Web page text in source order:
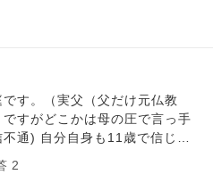
父が山寺の住職だった)で母方
忍様、明恵様、覚鑁様、道範
尊敬、教えを学びたいと思っ
への進学計画がありました。
、母方の智山寺へお願いし
味があるだけでは食べていけ
す。（実父（父だけ元仏教
すがどこかは母の圧で言っ手
で信じて
やすい家庭だからって牧師達
な制限や指導（学校関係など
2